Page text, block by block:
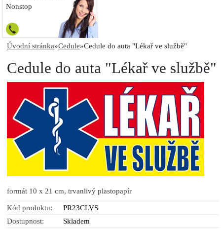
Nonstop
Úvodní stránka»Cedule»Cedule do auta "Lékař ve službě"
Cedule do auta "Lékař ve službě"
formát 10 x 21 cm, trvanlivý plastopapír
Kód produktu:
PR23CLVS
Dostupnost:
Skladem